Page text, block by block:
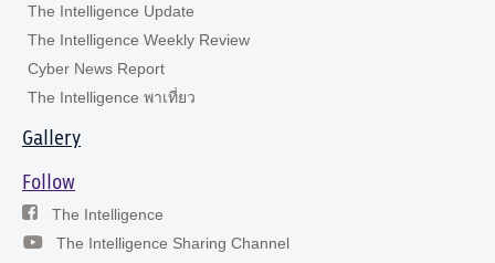
The Intelligence Update
The Intelligence Weekly Review
Cyber News Report
The Intelligence พาเที่ยว
Gallery
Follow
The Intelligence
The Intelligence Sharing Channel